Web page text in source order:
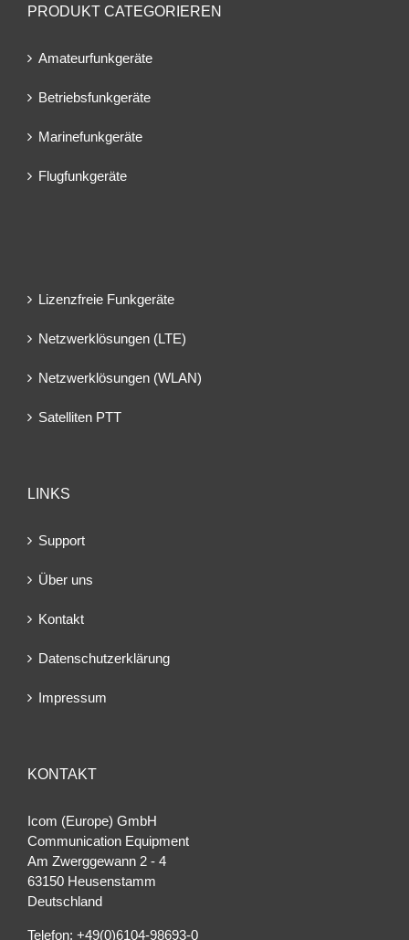
PRODUKT CATEGORIEREN
Amateurfunkgeräte
Betriebsfunkgeräte
Marinefunkgeräte
Flugfunkgeräte
Lizenzfreie Funkgeräte
Netzwerklösungen (LTE)
Netzwerklösungen (WLAN)
Satelliten PTT
LINKS
Support
Über uns
Kontakt
Datenschutzerklärung
Impressum
KONTAKT
Icom (Europe) GmbH
Communication Equipment
Am Zwerggewann 2 ‐ 4
63150 Heusenstamm
Deutschland
Telefon: +49(0)6104-98693-0